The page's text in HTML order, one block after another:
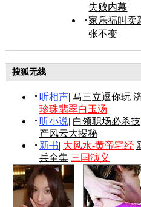
失败内幕
家乐福叫卖
张不变
搜狐无线
听相声| 马三立逗你玩
珍珠翡翠白玉汤
听小说| 白领职场必杀技
产风云大揭秘
新书| 大风水-黄帝宅经
兵全集 三国演义